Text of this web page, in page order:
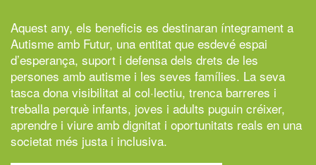
Aquest any, els beneficis es destinaran íntegrament a
Autisme amb Futur, una entitat que esdevé espai
d’esperança, suport i defensa dels drets de les
persones amb autisme i les seves famílies. La seva
tasca dona visibilitat al col·lectiu, trenca barreres i
treballa perquè infants, joves i adults puguin créixer,
aprendre i viure amb dignitat i oportunitats reals en una
societat més justa i inclusiva.